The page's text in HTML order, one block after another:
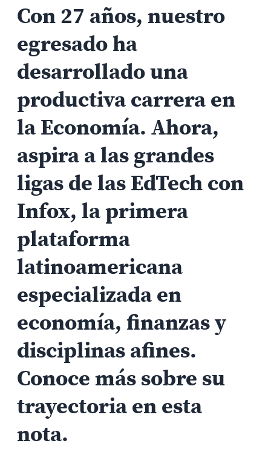
Con 27 años, nuestro
egresado ha
desarrollado una
productiva carrera en
la Economía. Ahora,
aspira a las grandes
ligas de las EdTech con
Infox, la primera
plataforma
latinoamericana
especializada en
economía, finanzas y
disciplinas afines.
Conoce más sobre su
trayectoria en esta
nota.